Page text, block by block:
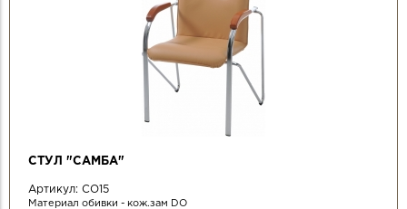
СТУЛ "САМБА"
Артикул: СО15
Материал обивки - кож.зам DO